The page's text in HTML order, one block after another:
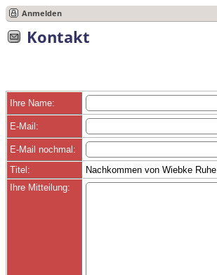
Anmelden
Kontakt
Ihre Name:
E-Mail:
E-Mail nochmal:
Titel:
Nachkommen von Wiebke Ruhe
Ihre Mitteilung: